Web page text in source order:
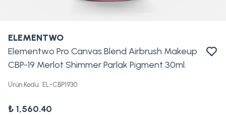
ELEMENTWO
Elementwo Pro Canvas Blend Airbrush Makeup
CBP-19 Merlot Shimmer Parlak Pigment 30ml.
Ürün Kodu: EL-CBP1930
₺ 1,560.40